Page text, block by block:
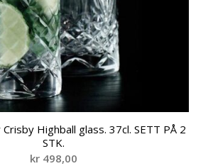
Highball glass. 37cl. SETT PÅ 2
STK.
kr 498,00